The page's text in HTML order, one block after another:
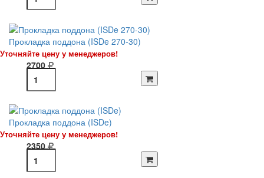
Прокладка поддона (ISDe 270-30)
Уточняйте цену у менеджеров!
2700
Прокладка поддона (ISDe)
Уточняйте цену у менеджеров!
2350